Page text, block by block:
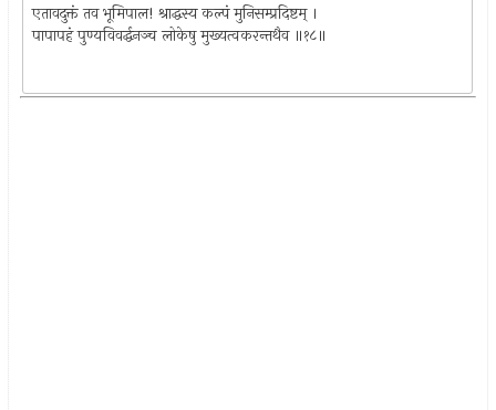
एतावदुक्तं तव भूमिपाल! श्राद्धस्य कल्पं मुनिसम्प्रदिष्टम् ।
पापापहं पुण्यविवर्द्धनञ्च लोकेषु मुख्यत्वकरन्तथैव ॥१८॥